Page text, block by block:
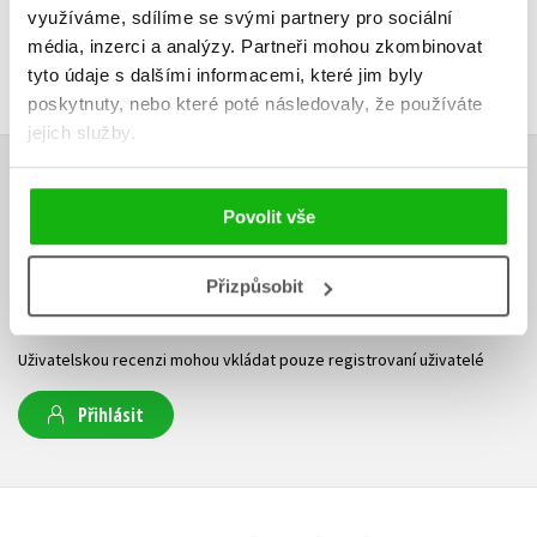
využíváme, sdílíme se svými partnery pro sociální
média, inzerci a analýzy. Partneři mohou zkombinovat
tyto údaje s dalšími informacemi, které jim byly
poskytnuty, nebo které poté následovaly, že používáte
jejich služby.
Povolit vše
Přizpůsobit
HODNOCENÍ ČTENÁŘŮ
V současné době nejsou vytvořena žádná uživatelská hodnocení.
Vaše hodnocení
Uživatelskou recenzi mohou vkládat pouze registrovaní uživatelé
Přihlásit